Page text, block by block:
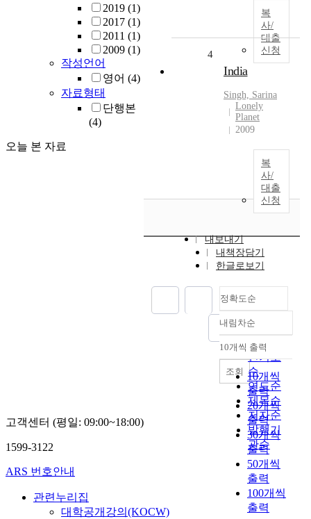
2019 (1)
2017 (1)
2011 (1)
2009 (1)
작성언어
영어 (4)
자료형태
단행본
(4)
오늘 본 자료
복
사/
대출
신청
4
India
Singh, Sarina
Lonely
Planet
2009
복
사/
대출
신청
내보내기
내책장담기
한글로보기
정확도순
정확도
순
인기도
순
연도순
제목순
저자순
발행기
관순
내림차순
내림차순
10개씩 출력
10개씩
출력
20개씩
출력
30개씩
출력
50개씩
출력
100개씩
출력
조회
고객센터 (평일: 09:00~18:00)
1599-3122
ARS 번호안내
관련누리집
대학공개강의(KOCW)